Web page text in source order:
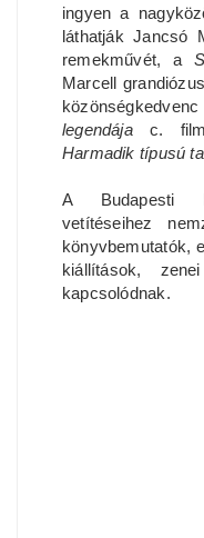
ingyen a
láthatják Jancsó
remekművét, a
Marcell grandiózus
legendájac.
Harmadik típusú
A Budapesti
vetítéseihez
könyvbemutatók,
kiállítások,
kapcsolódnak.